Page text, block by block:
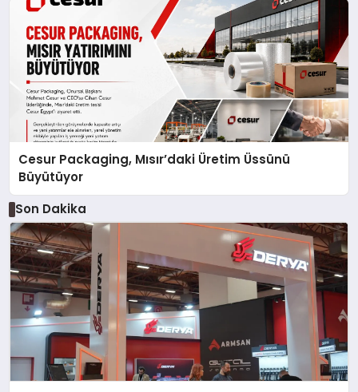
Cesur Packaging, Mısır’daki Üretim Üssünü
Büyütüyor
Son Dakika